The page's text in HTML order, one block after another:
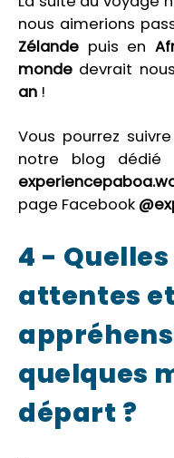
nous aimerions
Zélande puis en
monde devrait
an !
Vous pourrez
notre blog dédié
page Facebook
4 -
attentes
quelques
départ ?